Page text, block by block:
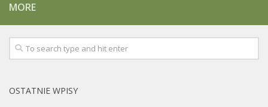
MORE
OSTATNIE WPISY